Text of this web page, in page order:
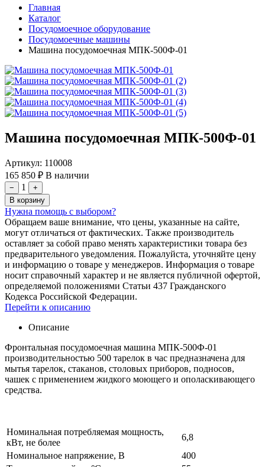
Главная
Каталог
Посудомоечное оборудование
Посудомоечные машины
Машина посудомоечная МПК-500Ф-01
Машина посудомоечная МПК-500Ф-01
Артикул: 110008
165 850 ₽ В наличии
− 1
+
В корзину
Нужна помощь с выбором?
Обращаем ваше внимание, что цены, указанные на сайте,
могут отличаться от фактических. Также производитель
оставляет за собой право менять характеристики товара без
предварительного уведомления. Пожалуйста, уточняйте цену
и информацию о товаре у менеджеров. Информация о товаре
носит справочный характер и не является публичной офертой,
определяемой положениями Статьи 437 Гражданского
Кодекса Российской Федерации.
Перейти к описанию
Описание
Фронтальная посудомоечная машина МПК-500Ф-01
производительностью 500 тарелок в час предназначена для
мытья тарелок, стаканов, столовых приборов, подносов,
чашек с применением жидкого моющего и ополаскивающего
средства.
Номинальная потребляемая мощность,
кВт, не более
6,8
Номинальное напряжение, В
400